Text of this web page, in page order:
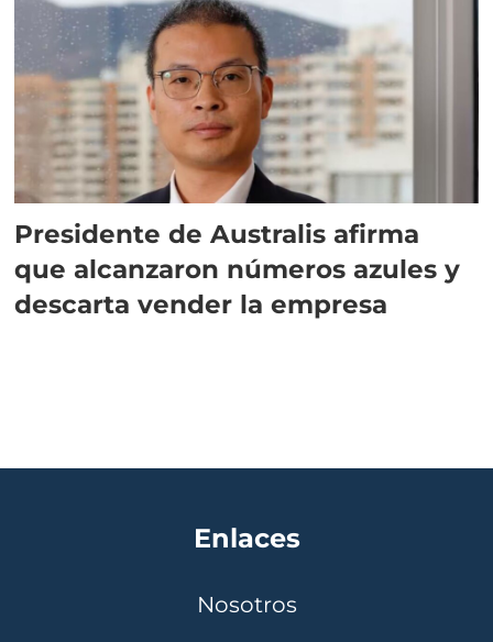
Presidente de Australis afirma
que alcanzaron números azules y
descarta vender la empresa
Enlaces
Nosotros